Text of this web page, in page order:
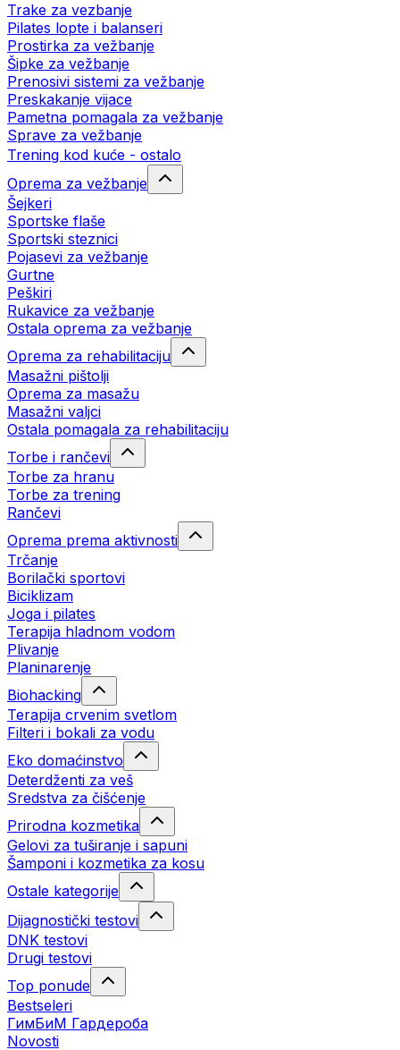
Trake za vezbanje
Pilates lopte i balanseri
Prostirka za vežbanje
Šipke za vežbanje
Prenosivi sistemi za vežbanje
Preskakanje vijace
Pametna pomagala za vežbanje
Sprave za vežbanje
Trening kod kuće - ostalo
Oprema za vežbanje
Šejkeri
Sportske flaše
Sportski steznici
Pojasevi za vežbanje
Gurtne
Peškiri
Rukavice za vežbanje
Ostala oprema za vežbanje
Oprema za rehabilitaciju
Masažni pištolji
Oprema za masažu
Masažni valjci
Ostala pomagala za rehabilitaciju
Torbe i rančevi
Torbe za hranu
Torbe za trening
Rančevi
Oprema prema aktivnosti
Trčanje
Borilački sportovi
Biciklizam
Joga i pilates
Terapija hladnom vodom
Plivanje
Planinarenje
Biohacking
Terapija crvenim svetlom
Filteri i bokali za vodu
Eko domaćinstvo
Deterdženti za veš
Sredstva za čišćenje
Prirodna kozmetika
Gelovi za tuširanje i sapuni
Šamponi i kozmetika za kosu
Ostale kategorije
Dijagnostički testovi
DNK testovi
Drugi testovi
Top ponude
Bestseleri
ГимБиМ Гардeробa
Novosti